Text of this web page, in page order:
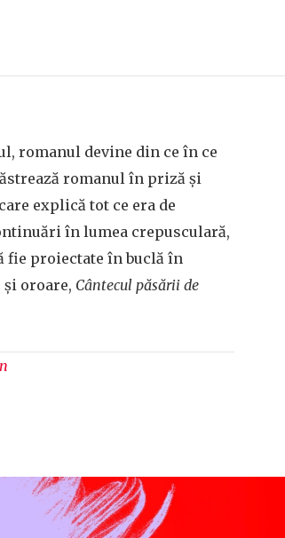
romanul devine din ce în ce
romanul în priză și
explică tot ce era de
în lumea crepusculară,
fie proiectate în buclă în
oroare, Cântecul păsării de